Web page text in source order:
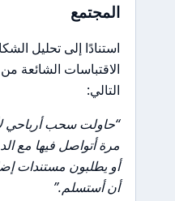
المجتمع
استنادًا إلى تحليل
الاقتباسات الشائعة
التالي:
“حاولت سحب أرباحي
مرة أتواصل فيها مع
أو يطلبون مستندات
أن أستسلم.”